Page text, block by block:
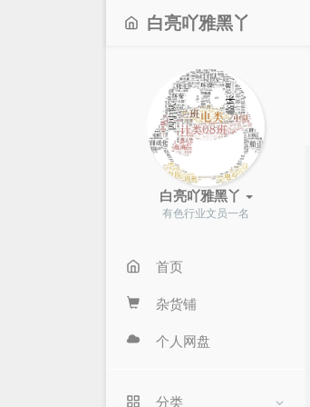
白亮吖雅黑丫
白亮吖雅黑丫
有色行业文员一名
首页
杂货铺
个人网盘
分类